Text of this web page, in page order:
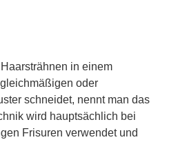
in einem
oder
schneidet, nennt man das
wird hauptsächlich bei
Frisuren verwendet und